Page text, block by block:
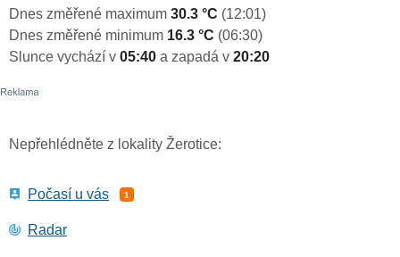
Dnes změřené maximum 30.3 °C (12:01)
Dnes změřené minimum 16.3 °C (06:30)
Slunce vychází v 05:40 a zapadá v 20:20
Nepřehlédněte z lokality Žerotice:
Počasí u vás 1
Radar